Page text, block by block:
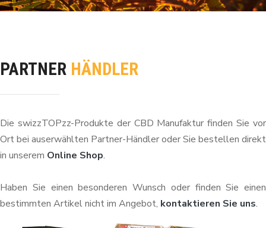
PARTNER HÄNDLER
Die swizzTOPzz-Produkte der CBD Manufaktur finden Sie vor
Ort bei auserwählten Partner-Händler oder Sie bestellen direkt
in unserem Online Shop.
Haben Sie einen besonderen Wunsch oder finden Sie einen
bestimmten Artikel nicht im Angebot, kontaktieren Sie uns.